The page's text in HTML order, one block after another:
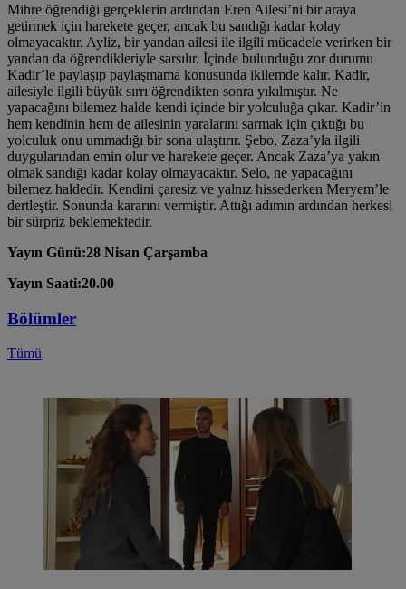
Mihre öğrendiği gerçeklerin ardından Eren Ailesi’ni bir araya
getirmek için harekete geçer, ancak bu sandığı kadar kolay
olmayacaktır. Ayliz, bir yandan ailesi ile ilgili mücadele verirken bir
yandan da öğrendikleriyle sarsılır. İçinde bulunduğu zor durumu
Kadir’le paylaşıp paylaşmama konusunda ikilemde kalır. Kadir,
ailesiyle ilgili büyük sırrı öğrendikten sonra yıkılmıştır. Ne
yapacağını bilemez halde kendi içinde bir yolculuğa çıkar. Kadir’in
hem kendinin hem de ailesinin yaralarını sarmak için çıktığı bu
yolculuk onu ummadığı bir sona ulaştırır. Şebo, Zaza’yla ilgili
duygularından emin olur ve harekete geçer. Ancak Zaza’ya yakın
olmak sandığı kadar kolay olmayacaktır. Selo, ne yapacağını
bilemez haldedir. Kendini çaresiz ve yalnız hissederken Meryem’le
dertleştir. Sonunda kararını vermiştir. Attığı adımın ardından herkesi
bir sürpriz beklemektedir.
Yayın Günü:28 Nisan Çarşamba
Yayın Saati:20.00
Bölümler
Tümü